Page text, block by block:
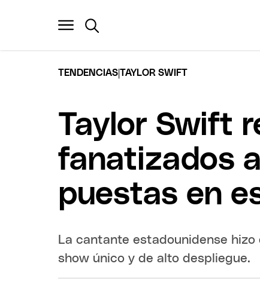
TENDENCIAS|TAYLOR SWIFT
Taylor Swift
fanatizados
puestas en
La cantante estadounidense
show único y de alto despliegue.